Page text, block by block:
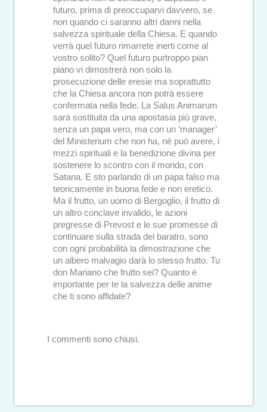
futuro, prima di preoccuparvi davvero, se
non quando ci saranno altri danni nella
salvezza spirituale della Chiesa. E quando
verrà quel futuro rimarrete inerti come al
vostro solito? Quel futuro purtroppo pian
piano vi dimostrerà non solo la
prosecuzione delle eresie ma soprattutto
che la Chiesa ancora non potrà essere
confermata nella fede. La Salus Animarum
sarà sostituita da una apostasia più grave,
senza un papa vero, ma con un ‘manager’
del Ministerium che non ha, nè può avere, i
mezzi spirituali e la benedizione divina per
sostenere lo scontro con il mondo, con
Satana. E sto parlando di un papa falso ma
teoricamente in buona fede e non eretico.
Ma il frutto, un uomo di Bergoglio, il frutto di
un altro conclave invalido, le azioni
pregresse di Prevost e le sue promesse di
continuare sulla strada del baratro, sono
con ogni probabilità la dimostrazione che
un albero malvagio darà lo stesso frutto. Tu
don Mariano che frutto sei? Quanto è
importante per te la salvezza delle anime
che ti sono affidate?
I commenti sono chiusi.